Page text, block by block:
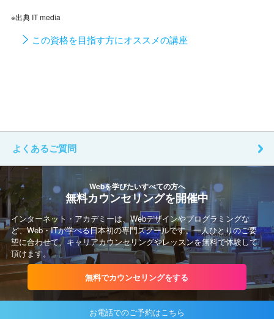
※出典 IT media
この資格を目指す方にオススメの講座
よくあるご質問
Webを学びたいすべての方へ
無料カウンセリングを開催中
インターネット・アカデミーは、Webデザインやプログラミングな
ど、Web・ITが学べる日本初の専門スクールです。一人ひとりのご要
望に合わせて、キャリアカウンセリングやレッスンを無料で体験して
頂けます。
無料でカウンセリングをする
お電話でのご予約はこちら